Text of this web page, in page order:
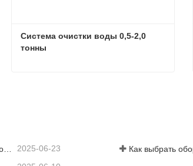
Система очистки воды 0,5-2,0
тонны
Линия надувания внутри полой стеклянной пластины 2025-06-23